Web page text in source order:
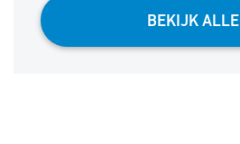
BEKIJK ALLE